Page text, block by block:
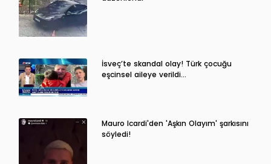
İsveç’te skandal olay! Türk çocuğu
eşcinsel aileye verildi…
Mauro Icardi'den 'Aşkın Olayım' şarkısını
söyledi!